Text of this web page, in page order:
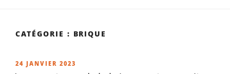
CATÉGORIE : BRIQUE
PUBLIÉ
LE
24 JANVIER 2023